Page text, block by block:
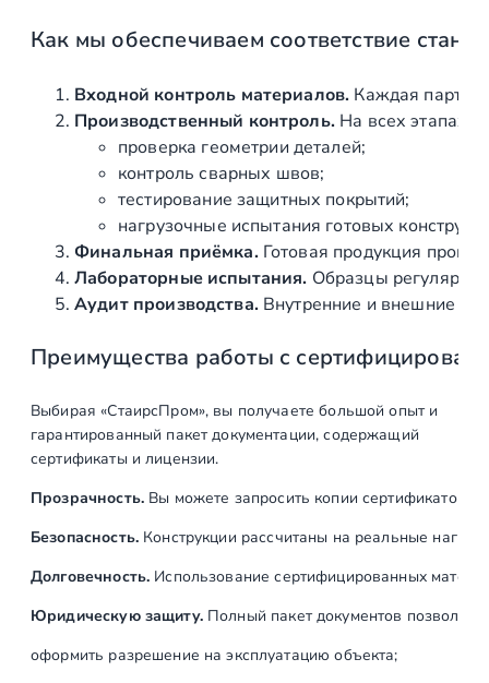
(
S
Как мы обеспечиваем соответствие
Входной контроль материалов. Каждая партия
Производственный контроль.На всех этапах
проверка геометрии деталей;
контроль сварных швов;
тестирование защитных покрытий;
нагрузочные испытания готовых
Финальная приёмка.Готовая продукция
Лабораторные испытания. Образцы регулярно
Аудит производства.Внутренние и внешние
Преимущества работы с
Выбирая «СтаирсПром», вы получаете большой опыт и
гарантированный пакет документации, содержащий
сертификаты и лицензии.
Прозрачность.Вы можете запросить копии сертификатов
Безопасность.Конструкции рассчитаны на реальные
Долговечность. Использование сертифицированных
Юридическую защиту.Полный пакет документов позволяет:
оформить разрешение на эксплуатацию объекта;